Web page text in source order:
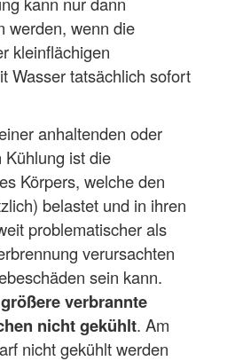
werden, wenn die
kleinflächigen
Wasser tatsächlich sofort
anhaltenden oder
ist die
Körpers, welche den
belastet und in ihren
problematischer als
verursachten
sein kann.
verbrannte
nicht gekühlt. Am
nicht gekühlt werden